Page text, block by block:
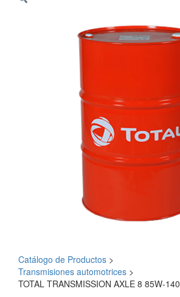
Catálogo de Productos >
Transmisiones automotrices >
TOTAL TRANSMISSION AXLE 8 85W-140